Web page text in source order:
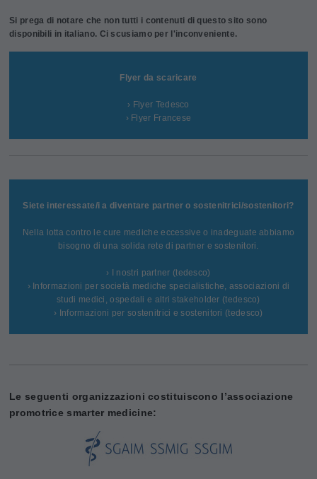
Si prega di notare che non tutti i contenuti di questo sito sono
disponibili in italiano. Ci scusiamo per l'inconveniente.
Flyer da scaricare
› Flyer Tedesco
› Flyer Francese
Siete interessate/i a diventare partner o sostenitrici/sostenitori?
Nella lotta contro le cure mediche eccessive o inadeguate abbiamo
bisogno di una solida rete di partner e sostenitori.
› I nostri partner (tedesco)
› Informazioni per società mediche specialistiche, associazioni di
studi medici, ospedali e altri stakeholder (tedesco)
› Informazioni per sostenitrici e sostenitori (tedesco)
Le seguenti organizzazioni costituiscono l’associazione
promotrice smarter medicine: